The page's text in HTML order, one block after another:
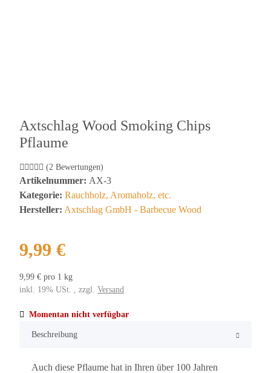
Axtschlag Wood Smoking Chips
Pflaume
(2 Bewertungen)
Artikelnummer: AX-3
Kategorie: Rauchholz, Aromaholz, etc.
Hersteller: Axtschlag GmbH - Barbecue Wood
9,99 €
9,99 € pro 1 kg
inkl. 19% USt. , zzgl. Versand
Momentan nicht verfügbar
Beschreibung
Auch diese Pflaume hat in Ihren über 100 Jahren